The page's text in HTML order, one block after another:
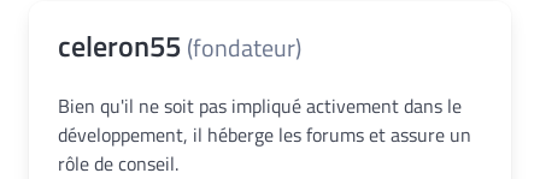
celeron55(fondateur)
Bien qu'il ne soit pas impliqué activement dans le
développement, il héberge les forums et assure un
rôle de conseil.